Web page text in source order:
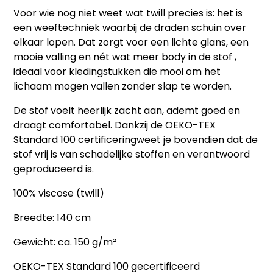
Voor wie nog niet weet wat twill precies is: het is
een weeftechniek waarbij de draden schuin over
elkaar lopen. Dat zorgt voor een lichte glans, een
mooie valling en nét wat meer body in de stof ,
ideaal voor kledingstukken die mooi om het
lichaam mogen vallen zonder slap te worden.
De stof voelt heerlijk zacht aan, ademt goed en
draagt comfortabel. Dankzij deOEKO-TEX
Standard 100 certificeringweet je bovendien dat de
stof vrij is van schadelijke stoffen en verantwoord
geproduceerd is.
100% viscose (twill)
Breedte: 140 cm
Gewicht: ca. 150 g/m²
OEKO-TEX Standard 100 gecertificeerd